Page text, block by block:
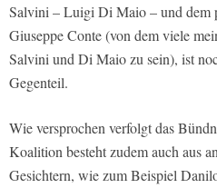
Salvini – Luigi Di Maio – und dem
Giuseppe Conte (von dem viele
Salvini und Di Maio zu sein), ist
Gegenteil.
Wie versprochen verfolgt das
Koalition besteht zudem auch aus
Gesichtern, wie zum Beispiel